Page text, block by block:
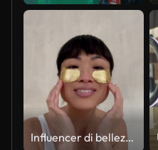
Influencer di bellezza che applica patch sotto gli occhi